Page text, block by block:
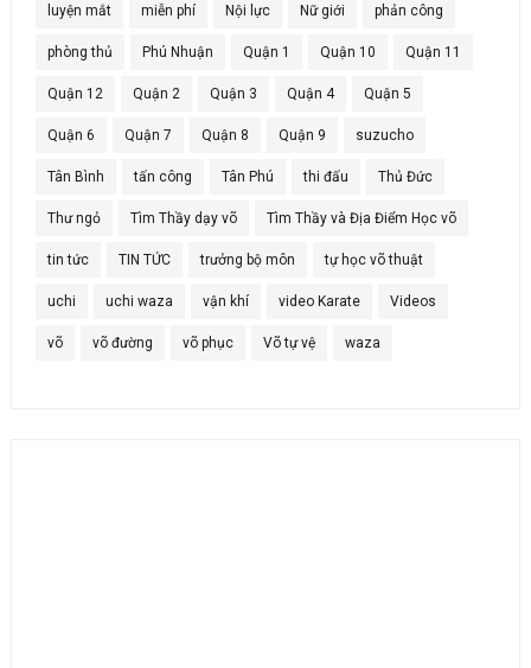
luyện mắt miễn phí Nội lực Nữ giới phản công
phòng thủ Phú Nhuận Quận 1 Quận 10 Quận 11
Quận 12 Quận 2 Quận 3 Quận 4 Quận 5
Quận 6 Quận 7 Quận 8 Quận 9 suzucho
Tân Bình tấn công Tân Phú thi đấu Thủ Đức
Thư ngỏ Tìm Thầy dạy võ Tìm Thầy và Địa Điểm Học võ
tin tức TIN TỨC trưởng bộ môn tự học võ thuật
uchi uchi waza vận khí video Karate Videos
võ võ đường võ phục Võ tự vệ waza